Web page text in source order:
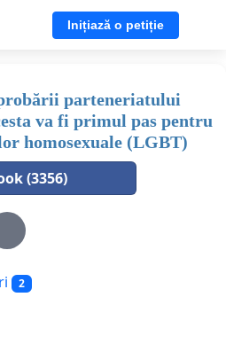
Inițiază o petiție
parteneriatului
va fi primul pas pentru
homosexuale (LGBT)
(3356)
2